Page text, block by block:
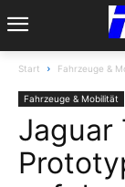
Start Fahrzeuge &
Fahrzeuge & Mobilität
Jaguar